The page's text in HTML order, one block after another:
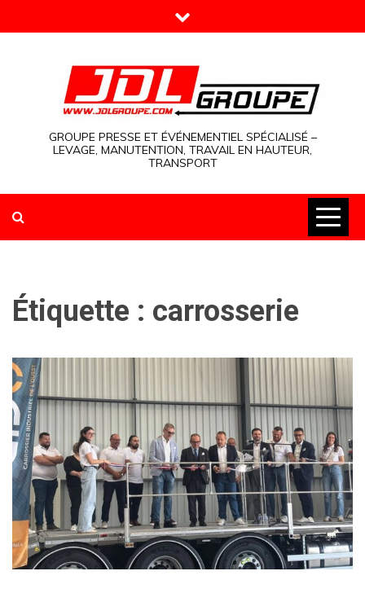
to
GROUPE PRESSE ET ÉVÉNEMENTIEL SPÉCIALISÉ –
LEVAGE, MANUTENTION, TRAVAIL EN HAUTEUR,
TRANSPORT
Étiquette : carrosserie